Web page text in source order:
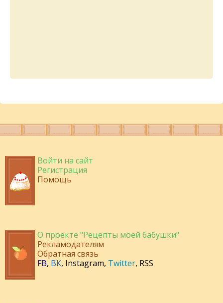
Войти на сайт
Регистрация
Помощь
О проекте "Рецепты моей бабушки"
Рекламодателям
Обратная связь
FB, ВК, Instagram, Twitter, RSS